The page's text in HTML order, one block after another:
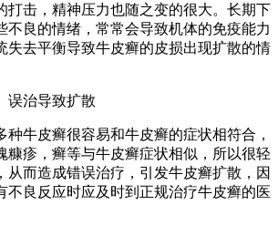
打击，精神压力也随之变的很大。长期下
不良的情绪，常常会导致机体的免疫能力
失去平衡导致牛皮癣的皮损出现扩散的情
治导致扩散
牛皮癣很容易和牛皮癣的症状相符合，
糠疹，癣等与牛皮癣症状相似，所以很轻
从而造成错误治疗，引发牛皮癣扩散，因
不良反应时应及时到正规治疗牛皮癣的医